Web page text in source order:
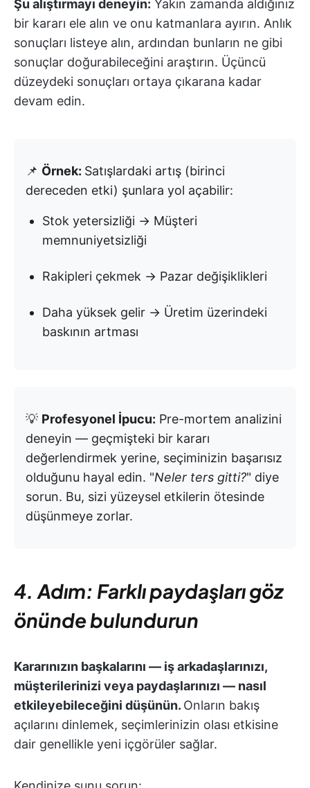
Şu alıştırmayı deneyin: Yakın zamanda aldığınız
bir kararı ele alın ve onu katmanlara ayırın. Anlık
sonuçları listeye alın, ardından bunların ne gibi
sonuçlar doğurabileceğini araştırın. Üçüncü
düzeydeki sonuçları ortaya çıkarana kadar
devam edin.
📌 Örnek: Satışlardaki artış (birinci
dereceden etki) şunlara yol açabilir:
Stok yetersizliği → Müşteri
memnuniyetsizliği
Rakipleri çekmek → Pazar değişiklikleri
Daha yüksek gelir → Üretim üzerindeki
baskının artması
💡 Profesyonel İpucu: Pre-mortem analizini
deneyin — geçmişteki bir kararı
değerlendirmek yerine, seçiminizin başarısız
olduğunu hayal edin. "Neler ters gitti?" diye
sorun. Bu, sizi yüzeysel etkilerin ötesinde
düşünmeye zorlar.
4. Adım: Farklı paydaşları göz
önünde bulundurun
Kararınızın başkalarını — iş arkadaşlarınızı,
müşterilerinizi veya paydaşlarınızı — nasıl
etkileyebileceğini düşünün. Onların bakış
açılarını dinlemek, seçimlerinizin olası etkisine
dair genellikle yeni içgörüler sağlar.